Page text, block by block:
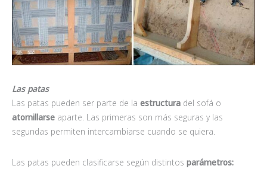
Las patas
Las patas pueden ser parte de la estructura del sofá o
atornillarse aparte. Las primeras son más seguras y las
segundas permiten intercambiarse cuando se quiera.
Las patas pueden clasificarse según distintos parámetros: